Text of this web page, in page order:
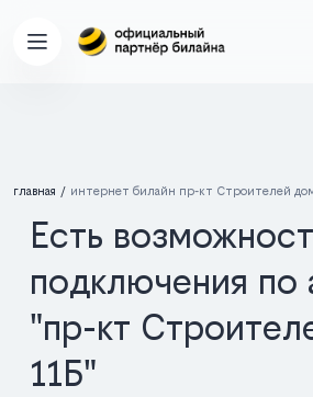
главная интернет билайн пр-кт Строителей
Есть
подключения по
"пр-кт
11Б"